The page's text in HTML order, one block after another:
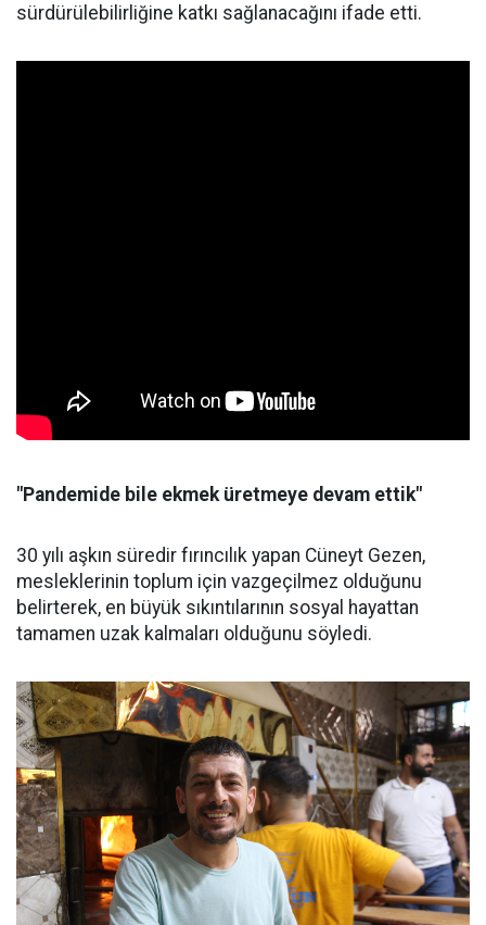
sürdürülebilirliğine katkı sağlanacağını ifade etti.
"Pandemide bile ekmek üretmeye devam ettik"
30 yılı aşkın süredir fırıncılık yapan Cüneyt Gezen,
mesleklerinin toplum için vazgeçilmez olduğunu
belirterek, en büyük sıkıntılarının sosyal hayattan
tamamen uzak kalmaları olduğunu söyledi.